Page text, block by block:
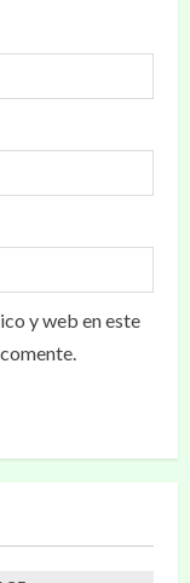
y web en este